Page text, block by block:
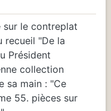
sur le contreplat
recueil "De la
Président
collection
sa main : "Ce
55. pièces sur